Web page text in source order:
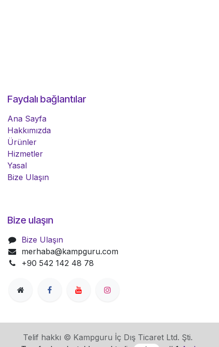
Faydalı bağlantılar
Ana Sayfa
Hakkımızda
Ürünler
Hizmetler
Yasal
Bize Ulaşın
Bize ulaşın
Bize Ulaşın
merhaba@kampguru.com
+90 542 142 48 78
Telif hakkı © Kampguru İç Dış Ticaret Ltd. Şti.